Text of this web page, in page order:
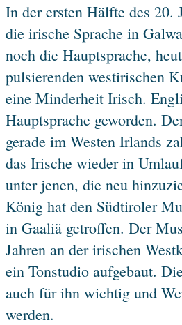
In der ersten Hälfte des 20.
die irische Sprache in
noch die Hauptsprache,
pulsierenden westirischen
eine Minderheit Irisch.
Hauptsprache geworden.
gerade im Westen Irlands
das Irische wieder in
unter jenen, die neu
König hat den Südtiroler
in Gaaliä getroffen. Der
Jahren an der irischen
ein Tonstudio aufgebaut.
auch für ihn wichtig und
werden.